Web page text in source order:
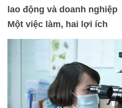
lao động và doanh nghiệp
Một việc làm, hai lợi ích